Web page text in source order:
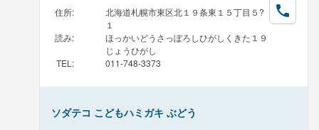
住所:
北海道札幌市東区北１９条東１５丁目５?
１
読み:
ほっかいどうさっぽろしひがしくきた１９
じょうひがし
TEL : 011-748-3373
ソダテコ こどもハミガキ ぶどう